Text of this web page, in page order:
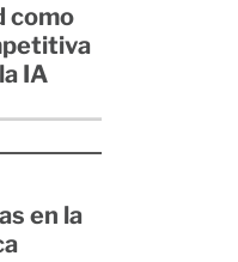
como
IA
en la